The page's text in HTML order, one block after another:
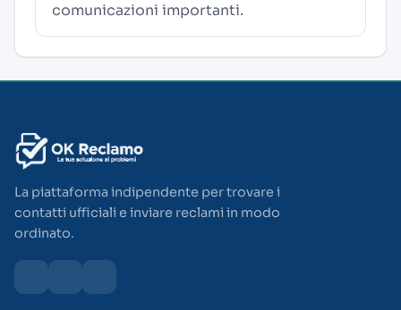
comunicazioni importanti.
La piattaforma indipendente per trovare i
contatti ufficiali e inviare reclami in modo
ordinato.